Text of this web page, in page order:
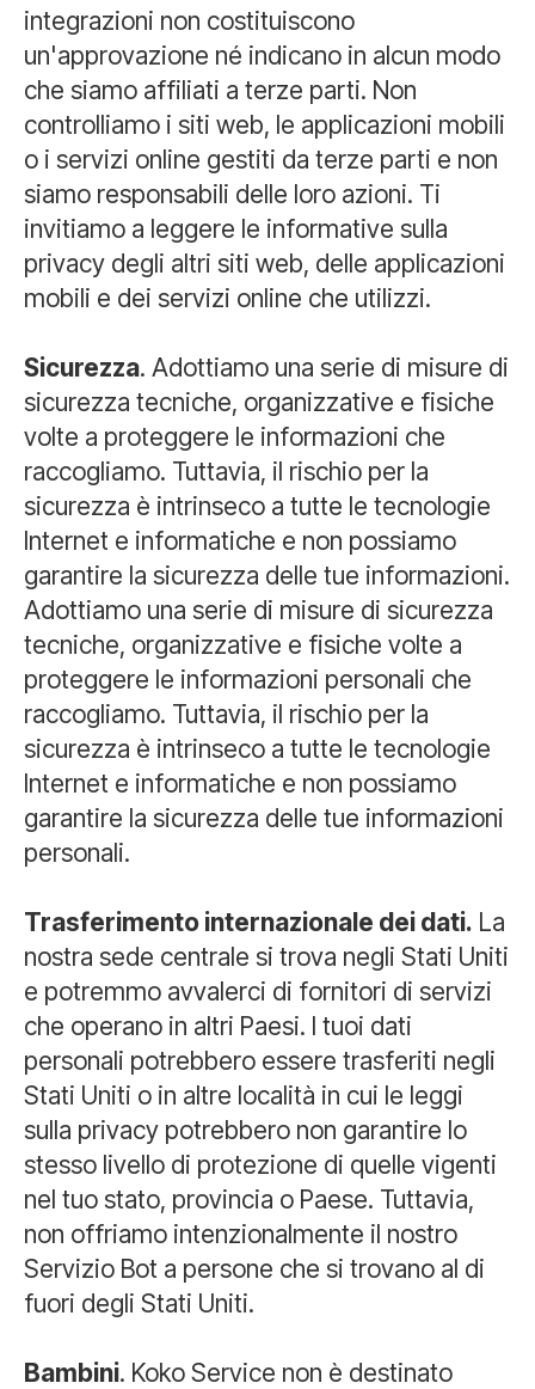
integrazioni non costituiscono
un'approvazione né indicano in alcun modo
che siamo affiliati a terze parti. Non
controlliamo i siti web, le applicazioni mobili
o i servizi online gestiti da terze parti e non
siamo responsabili delle loro azioni. Ti
invitiamo a leggere le informative sulla
privacy degli altri siti web, delle applicazioni
mobili e dei servizi online che utilizzi.
Sicurezza. Adottiamo una serie di misure di
sicurezza tecniche, organizzative e fisiche
volte a proteggere le informazioni che
raccogliamo. Tuttavia, il rischio per la
sicurezza è intrinseco a tutte le tecnologie
Internet e informatiche e non possiamo
garantire la sicurezza delle tue informazioni.
Adottiamo una serie di misure di sicurezza
tecniche, organizzative e fisiche volte a
proteggere le informazioni personali che
raccogliamo. Tuttavia, il rischio per la
sicurezza è intrinseco a tutte le tecnologie
Internet e informatiche e non possiamo
garantire la sicurezza delle tue informazioni
personali.
Trasferimento internazionale dei dati. La
nostra sede centrale si trova negli Stati Uniti
e potremmo avvalerci di fornitori di servizi
che operano in altri Paesi. I tuoi dati
personali potrebbero essere trasferiti negli
Stati Uniti o in altre località in cui le leggi
sulla privacy potrebbero non garantire lo
stesso livello di protezione di quelle vigenti
nel tuo stato, provincia o Paese. Tuttavia,
non offriamo intenzionalmente il nostro
Servizio Bot a persone che si trovano al di
fuori degli Stati Uniti.
Bambini. Koko Service non è destinato